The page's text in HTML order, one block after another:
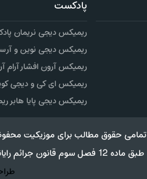
پادکست
ریمیکس دیجی نریمان
ریمیکس دیجی نوین و
ریمیکس آرون افشار آرام
ریمیکس ای کی و دیجی
ریمیکس دیجی پایا هابر
تمامی حقوق مطالب برای موزیکیت
طبق ماده 12 فصل سوم قانون جرائم رایانه ای کپی برداری از قالب و محتوا پیگرد قانونی خواهد داشت.